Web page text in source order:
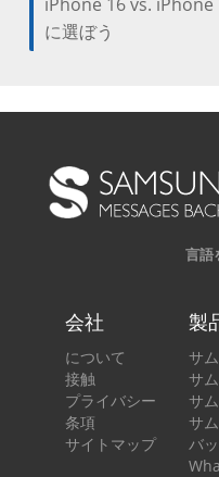
に選ぼう
言語
会社
について
接触
プライバシー
条項
サイトマップ
製
サ
サ
サ
サ
バ